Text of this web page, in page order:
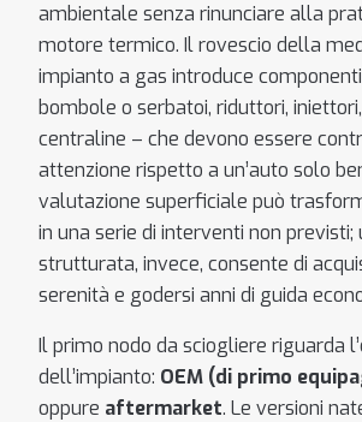
ambientale senza rinunciare alla
motore termico. Il rovescio della
impianto a gas introduce
bombole o serbatoi, riduttori,
centraline – che devono essere
attenzione rispetto a un’auto solo
valutazione superficiale può
in una serie di interventi non previsti;
strutturata, invece, consente di
serenità e godersi anni di guida
Il primo nodo da sciogliere riguarda
dell’impianto: OEM (di primo
oppure aftermarket. Le versioni